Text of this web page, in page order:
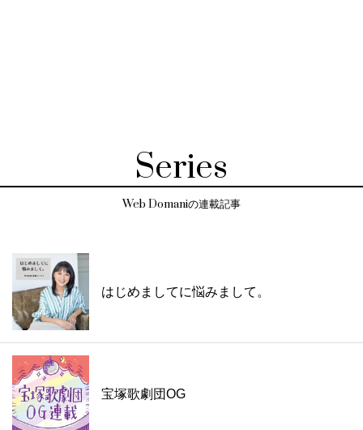
Series
Web Domaniの連載記事
はじめましてに悩みまして。
宝塚歌劇団OG